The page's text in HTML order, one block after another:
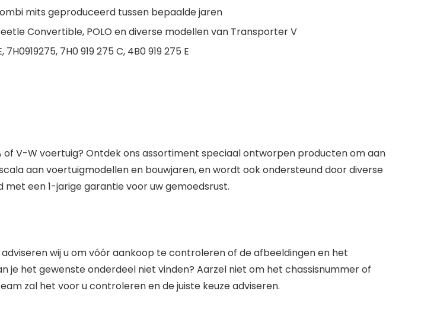
mits geproduceerd tussen bepaalde jaren
Convertible, POLO en diverse modellen van Transporter V
7H0 919 275 C, 4B0 919 275 E
of V-W voertuig? Ontdek ons assortiment speciaal ontworpen producten om aan
aan voertuigmodellen en bouwjaren, en wordt ook ondersteund door diverse
een 1-jarige garantie voor uw gemoedsrust.
wij u om vóór aankoop te controleren of de afbeeldingen en het
het gewenste onderdeel niet vinden? Aarzel niet om het chassisnummer of
zal het voor u controleren en de juiste keuze adviseren.